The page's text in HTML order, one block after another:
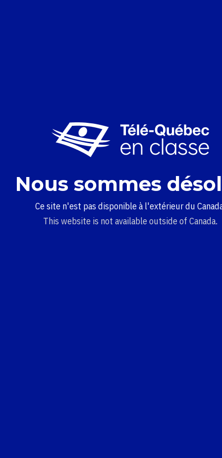
Nous sommes
Ce site n'est pas disponible à l'extérieur du
This website is not available outside of Canada.